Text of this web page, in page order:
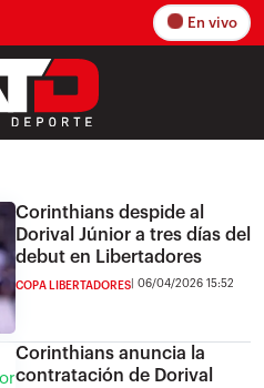
En vivo
Corinthians despide al
Dorival Júnior a tres días del
debut en Libertadores
COPA LIBERTADORES 06/04/2026 15:52
Corinthians anuncia la
contratación de Dorival